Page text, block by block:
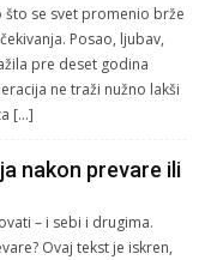
što se svet promenio brže
Posao, ljubav,
pre deset godina
ne traži nužno lakši
[…]
nakon prevare ili
– i sebi i drugima.
Ovaj tekst je iskren,